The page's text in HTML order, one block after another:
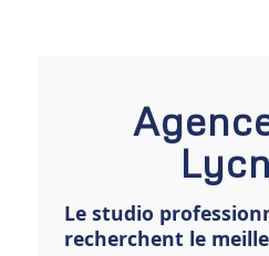
Le studio
recherchent le